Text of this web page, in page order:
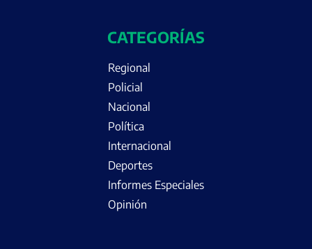
CATEGORÍAS
Regional
Policial
Nacional
Política
Internacional
Deportes
Informes Especiales
Opinión